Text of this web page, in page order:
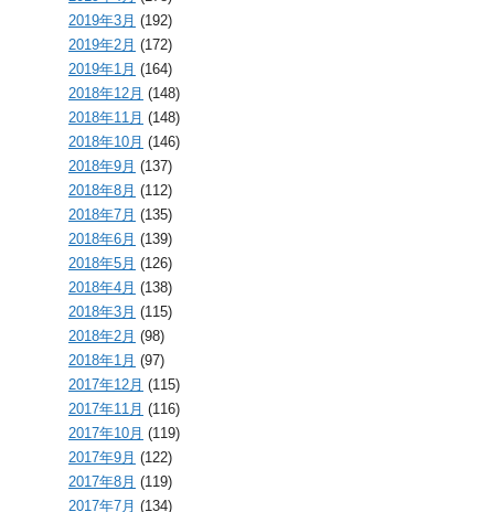
2019年3月 (192)
2019年2月 (172)
2019年1月 (164)
2018年12月 (148)
2018年11月 (148)
2018年10月 (146)
2018年9月 (137)
2018年8月 (112)
2018年7月 (135)
2018年6月 (139)
2018年5月 (126)
2018年4月 (138)
2018年3月 (115)
2018年2月 (98)
2018年1月 (97)
2017年12月 (115)
2017年11月 (116)
2017年10月 (119)
2017年9月 (122)
2017年8月 (119)
2017年7月 (134)